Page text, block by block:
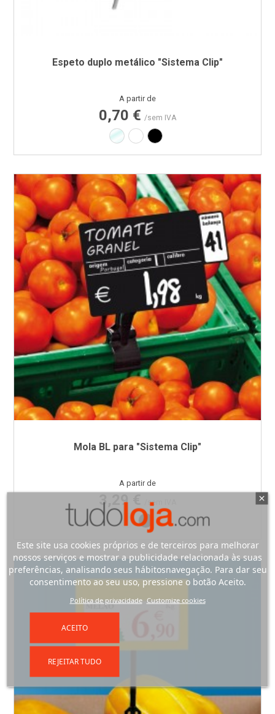
Espeto duplo metálico "Sistema Clip"
Preço
A partir de
0,70 € /sem IVA
Transparente
BrancoPreto
Mola BL para "Sistema Clip"
Preço
A partir de
3,29 € /sem IVA
Transparente
Preto
Este site usa cookies próprios e de terceiros para melhorar
nossos serviços e mostrar a publicidade relacionada às suas
preferências, analisando seus hábitosnavegação. Para dar seu
consentimento ao seu uso, pressione o botão Aceito.
Política de privacidade Customize cookies
REJEITAR TUDO
ACEITO